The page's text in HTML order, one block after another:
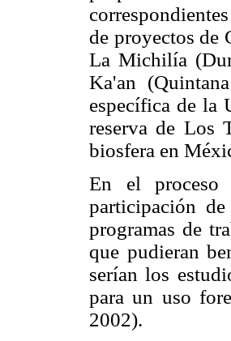
de proyectos de
La Michilía
Ka'an
específica de la
reserva de Los
biosfera en
En el proceso
participación
programas de
que pudieran
serían los
para un uso
2002).